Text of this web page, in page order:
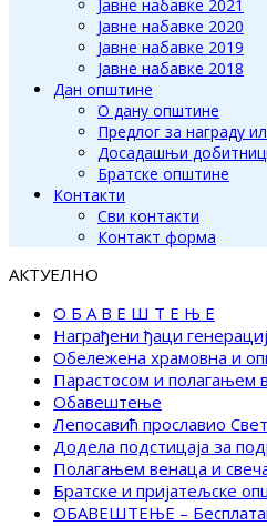
Јавне набавке 2021
Јавне набавке 2020
Јавне набавке 2019
Јавне набавке 2018
Дан општине
О дану општине
Предлог за награду
Досадашњи
Братске општине
Контакти
Сви контакти
Контакт форма
АКТУЕЛНО
О Б А В Е Ш Т Е Њ Е
Награђени ђаци
Обележена храмовна и
Парастосом и полагањем
Обавештење
Лепосавић прославио
Додела подстицаја за
Полагањем венаца и
Братске и пријатељске
ОБАВЕШТЕЊЕ –